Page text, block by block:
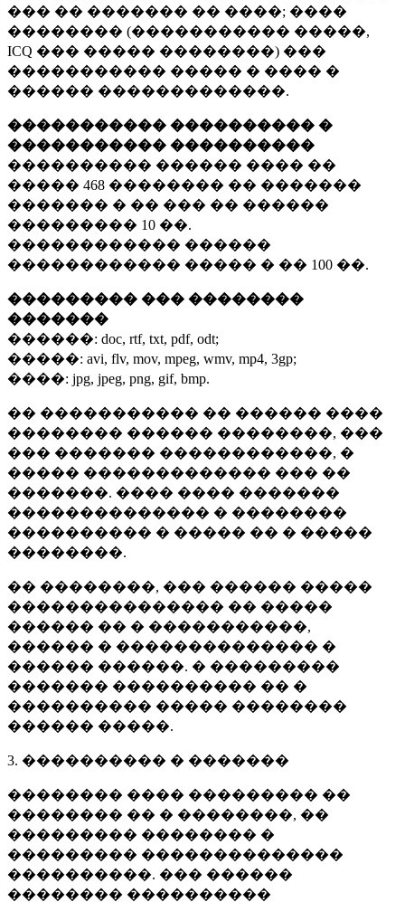
��� �� ������� �� ����; ����
�������� (����������� �����,
ICQ ��� ����� ��������) ���
����������� ����� � ���� �
������ �������������.
����������� ���������� �
����������� ����������
���������� ������ ���� ��
����� 468 �������� �� �������
������� � �� ��� �� ������
��������� 10 ��.
������������ ������
������������ ����� � �� 100 ��.
��������� ��� ��������
�������
������: doc, rtf, txt, pdf, odt;
�����: avi, flv, mov, mpeg, wmv, mp4, 3gp;
����: jpg, jpeg, png, gif, bmp.
�� ����������� �� ������ ����
�������� ������ ��������, ���
��� ������� ������������, �
����� ������������� ��� ��
�������. ���� ���� �������
�������������� � ��������
���������� � ����� �� � �����
��������.
�� ��������, ��� ������ �����
��������������� �� �����
������ �� � �����������,
������ � �������������� �
������ ������. � ���������
������� ���������� �� �
���������� ����� ��������
������ �����.
3. ���������� � �������
�������� ���� ��������� ��
�������� �� � ��������, ��
��������� �������� �
��������� ��������������
����������. ��� ������
�������� ����������